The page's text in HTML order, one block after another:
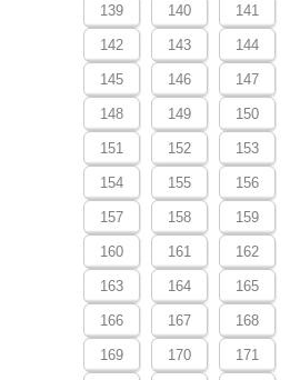
139 140 141
142 143 144
145 146 147
148 149 150
151 152 153
154 155 156
157 158 159
160 161 162
163 164 165
166 167 168
169 170 171